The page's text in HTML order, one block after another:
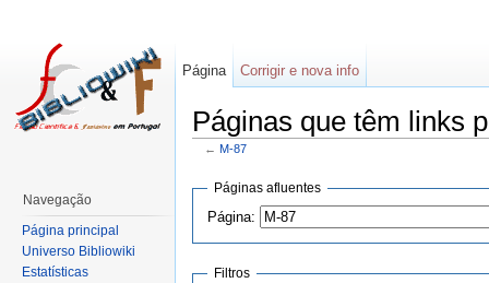
Páginas que têm links
← M-87
Páginas afluentes
Página:
Filtros
Página Corrigir e nova info
Navegação
Página principal
Universo Bibliowiki
Estatísticas